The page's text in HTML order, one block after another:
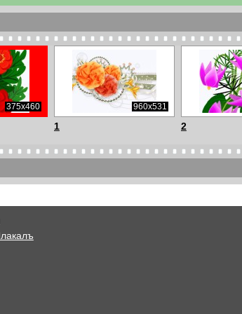
375x460 960x531
1 2
1280x845 800x477